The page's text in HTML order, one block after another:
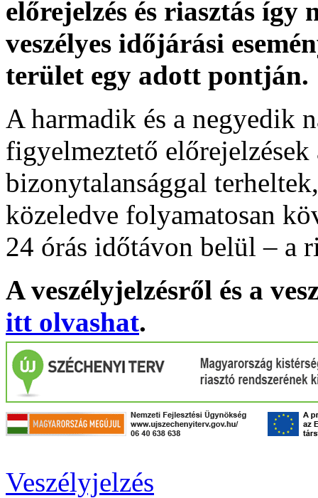
előrejelzés és riasztás
veszélyes időjárási
terület egy adott pontján.
A harmadik és a negyedik
figyelmeztető
bizonytalansággal
közeledve folyamatosan
24 órás időtávon belül – a
A veszélyjelzésről és a
itt olvashat.
Veszélyjelzés